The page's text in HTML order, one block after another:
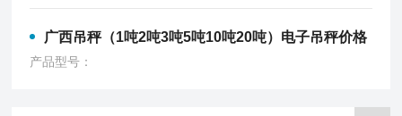
广西吊秤（1吨2吨3吨5吨10吨20吨）电子吊秤价格
产品型号：